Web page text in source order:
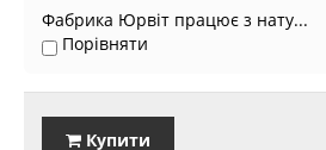
Фабрика Юрвіт працює з нату...
Порівняти
Купити